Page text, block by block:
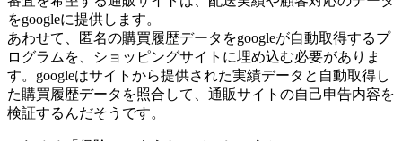
をgoogleに提供します。
あわせて、匿名の購買履歴データをgoogleが自動取得するプ
ログラムを、ショッピングサイトに埋め込む必要がありま
す。googleはサイトから提供された実績データと自動取得し
た購買履歴データを照合して、通販サイトの自己申告内容を
検証するんだそうです。